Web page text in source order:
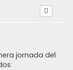
jornada del